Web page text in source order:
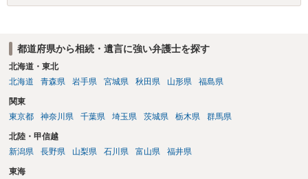
が、旦那様の収入や財産にもよりますが、法テラスに御連絡なさって
らい（希望者が多く予約できてもしばらく先になる）ようですので、
比較的短い熟慮期間のことを考えると、来週早々すぐにでも御連絡す
る方が良いでしょう。 もし法テラスが御利用になれない、あるいは時
（WEB等で）、問い合わせてみることです。相続を扱う弁護士でも相
続放棄は比較的安価な手数料でのお仕事になるのであまり前向きに受
けてくれないところもあるようです。 複数の法律事務所に聞いて（相
ば、キューちゃんママさんの御希望をかなえることができるのではな
いでしょうか。 あるいは相続放棄であれば御自分でできなくもないと
都道府県から相続・遺言に強い弁護士を探す
北海道・東北
北海道
青森県 岩手県 宮城県 秋田県 山形県 福島県
関東
東京都
神奈川県 千葉県 埼玉県 茨城県 栃木県 群馬県
北陸・甲信越
新潟県
長野県 山梨県 石川県 富山県 福井県
東海